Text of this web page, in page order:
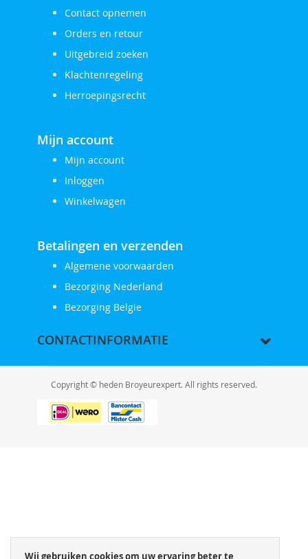
Wij gebruiken cookies om uw ervaring beter te
Contact opnemen
Orders en retour
Uitgebreid zoeken
Klachtenregeling
Herroepingsrecht
Mijn account
Mijn account
Inloggen
Winkelwagen
Betalingen en verzenden
Algemene voorwaarden
Bezorging Nederland
Bezorging Belgie
CONTACTINFORMATIE
Copyright © heden Broyeurexpert. All rights reserved.